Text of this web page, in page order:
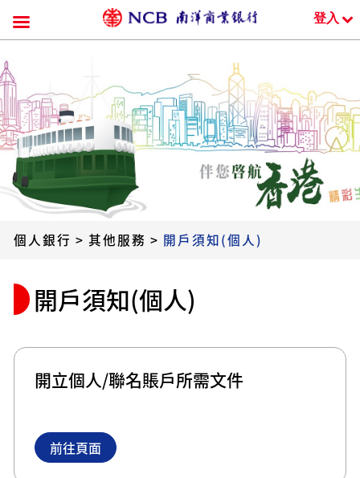
到
內
容
登入
個人銀行 > 其他服務 > 開戶須知(個人)
開戶須知(個人)
開立個人/聯名賬戶所需文件
前往頁面